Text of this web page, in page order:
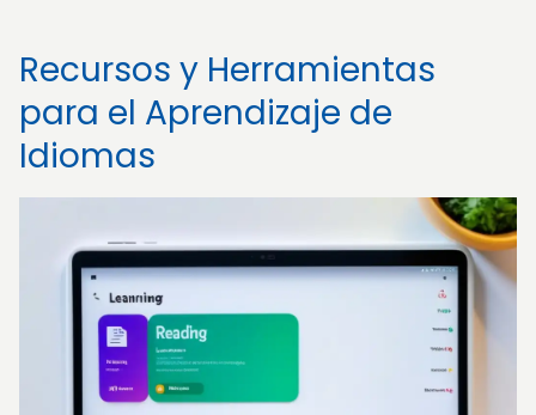
Recursos y Herramientas
para el Aprendizaje de
Idiomas